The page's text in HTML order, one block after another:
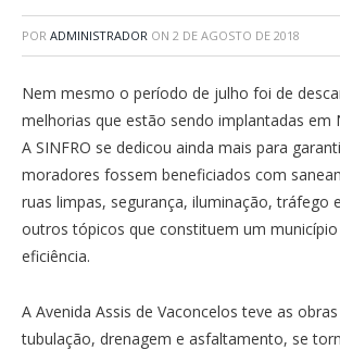
POR ADMINISTRADOR ON 2 DE AGOSTO DE 2018
Nem mesmo o período de julho foi de
melhorias que estão sendo implantadas em
A SINFRO se dedicou ainda mais para
moradores fossem beneficiados com
ruas limpas, segurança, iluminação, tráfego
outros tópicos que constituem um
eficiência.
A Avenida Assis de Vaconcelos teve as
tubulação, drenagem e asfaltamento, se